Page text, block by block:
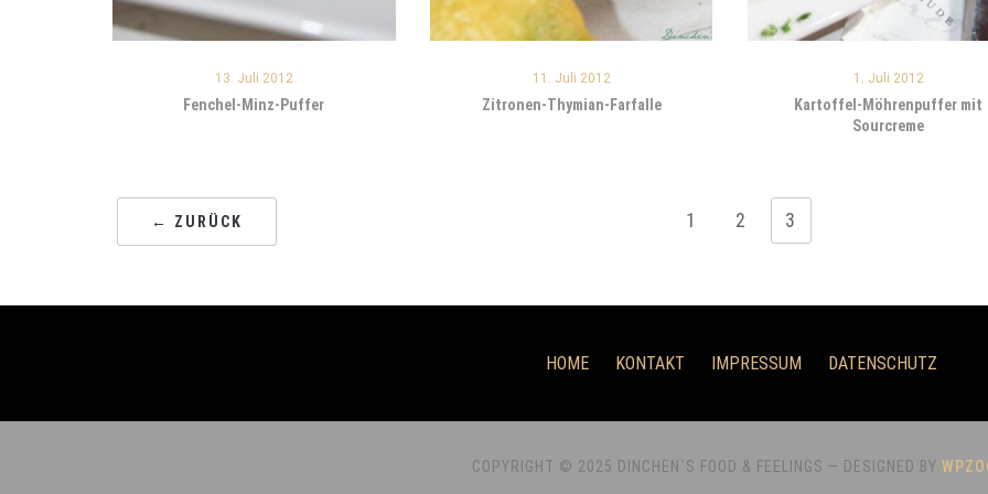
13. Juli 2012
Fenchel-Minz-Puffer
11. Juli 2012
Zitronen-Thymian-Farfalle
1. Juli 2012
Kartoffel-Möhrenpuffer mit
Sourcreme
← ZURÜCK 1 2 3
HOME KONTAKT IMPRESSUM DATENSCHUTZ
COPYRIGHT © 2025 DINCHEN´S FOOD & FEELINGS — DESIGNED BY